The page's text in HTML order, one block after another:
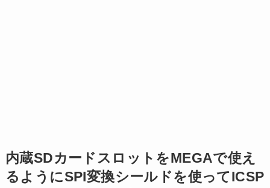
内蔵SDカードスロットをMEGAで使え
るようにSPI変換シールドを使ってICSP